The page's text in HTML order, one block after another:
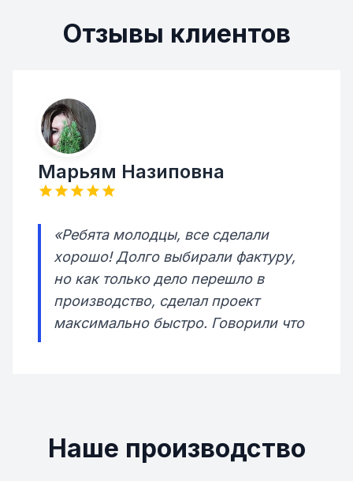
Отзывы клиентов
Марьям Назиповна
«Ребята молодцы, все сделали
хорошо! Долго выбирали фактуру,
но как только дело перешло в
производство, сделал проект
максимально быстро. Говорили что
его привез!»
Наше производство